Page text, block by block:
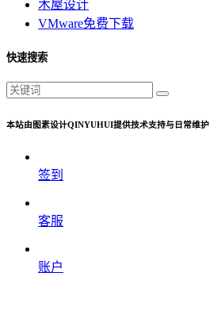
木屋设计
VMware免费下载
快速搜索
本站由图素设计QINYUHUI提供技术支持与日常维护
签到
客服
账户